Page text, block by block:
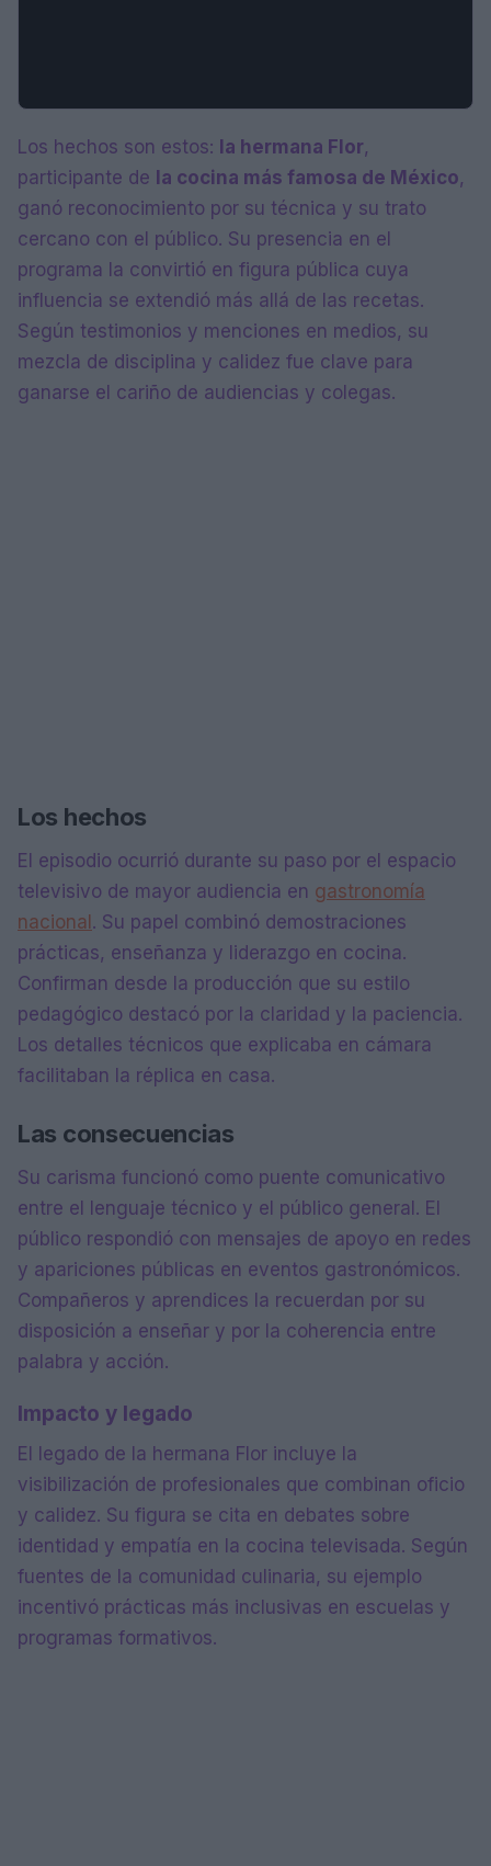
Los hechos son estos: la hermana Flor,
participante de la cocina más famosa de México,
ganó reconocimiento por su técnica y su trato
cercano con el público. Su presencia en el
programa la convirtió en figura pública cuya
influencia se extendió más allá de las recetas.
Según testimonios y menciones en medios, su
mezcla de disciplina y calidez fue clave para
ganarse el cariño de audiencias y colegas.
Los hechos
El episodio ocurrió durante su paso por el espacio
televisivo de mayor audiencia en gastronomía
nacional. Su papel combinó demostraciones
prácticas, enseñanza y liderazgo en cocina.
Confirman desde la producción que su estilo
pedagógico destacó por la claridad y la paciencia.
Los detalles técnicos que explicaba en cámara
facilitaban la réplica en casa.
Las consecuencias
Su carisma funcionó como puente comunicativo
entre el lenguaje técnico y el público general. El
público respondió con mensajes de apoyo en redes
y apariciones públicas en eventos gastronómicos.
Compañeros y aprendices la recuerdan por su
disposición a enseñar y por la coherencia entre
palabra y acción.
Impacto y legado
El legado de la hermana Flor incluye la
visibilización de profesionales que combinan oficio
y calidez. Su figura se cita en debates sobre
identidad y empatía en la cocina televisada. Según
fuentes de la comunidad culinaria, su ejemplo
incentivó prácticas más inclusivas en escuelas y
programas formativos.